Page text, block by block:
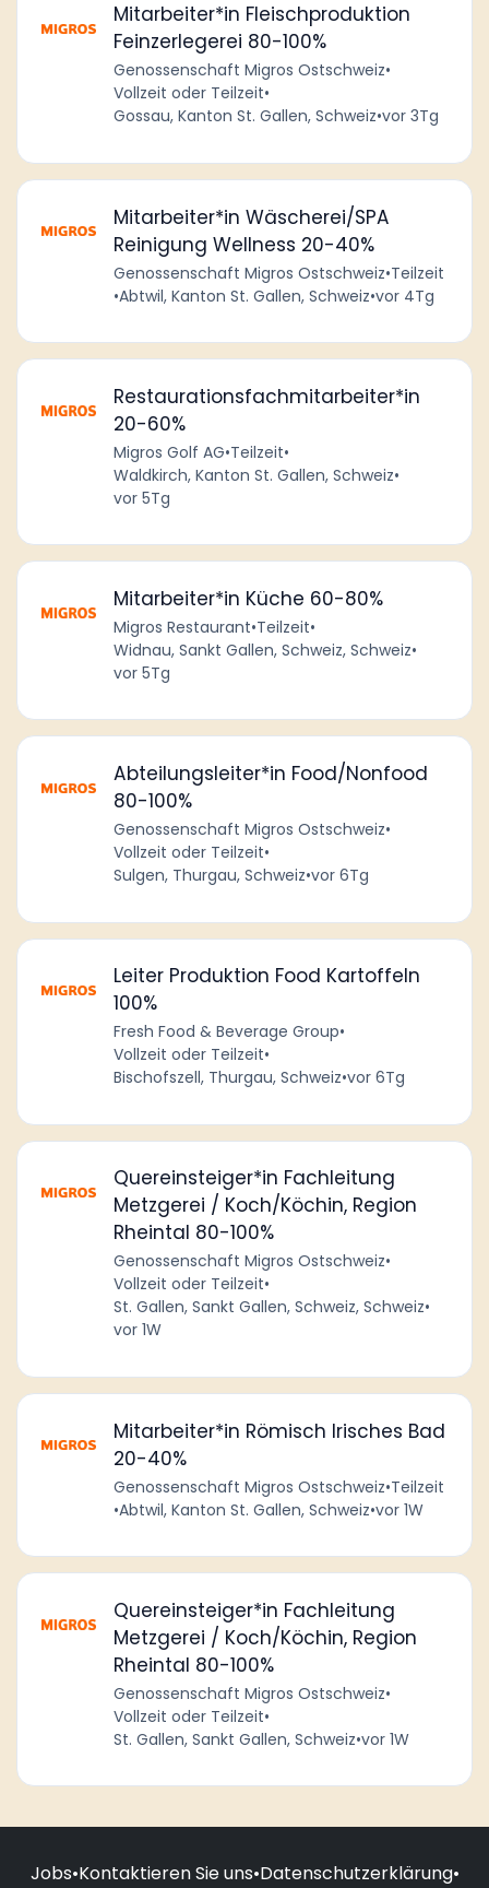
Mitarbeiter*in Fleischproduktion
Feinzerlegerei 80-100%
Genossenschaft Migros Ostschweiz•
Vollzeit oder Teilzeit•
Gossau, Kanton St. Gallen, Schweiz•vor 3Tg
Mitarbeiter*in Wäscherei/SPA
Reinigung Wellness 20-40%
Genossenschaft Migros Ostschweiz•Teilzeit
•Abtwil, Kanton St. Gallen, Schweiz•vor 4Tg
Restaurationsfachmitarbeiter*in
20-60%
Migros Golf AG•Teilzeit•
Waldkirch, Kanton St. Gallen, Schweiz•
vor 5Tg
Mitarbeiter*in Küche 60-80%
Migros Restaurant•Teilzeit•
Widnau, Sankt Gallen, Schweiz, Schweiz•
vor 5Tg
Abteilungsleiter*in Food/Nonfood
80-100%
Genossenschaft Migros Ostschweiz•
Vollzeit oder Teilzeit•
Sulgen, Thurgau, Schweiz•vor 6Tg
Leiter Produktion Food Kartoffeln
100%
Fresh Food & Beverage Group•
Vollzeit oder Teilzeit•
Bischofszell, Thurgau, Schweiz•vor 6Tg
Quereinsteiger*in Fachleitung
Metzgerei / Koch/Köchin, Region
Rheintal 80-100%
Genossenschaft Migros Ostschweiz•
Vollzeit oder Teilzeit•
St. Gallen, Sankt Gallen, Schweiz, Schweiz•
vor 1W
Mitarbeiter*in Römisch Irisches Bad
20-40%
Genossenschaft Migros Ostschweiz•Teilzeit
•Abtwil, Kanton St. Gallen, Schweiz•vor 1W
Quereinsteiger*in Fachleitung
Metzgerei / Koch/Köchin, Region
Rheintal 80-100%
Genossenschaft Migros Ostschweiz•
Vollzeit oder Teilzeit•
St. Gallen, Sankt Gallen, Schweiz•vor 1W
Jobs•Kontaktieren Sie uns•Datenschutzerklärung•